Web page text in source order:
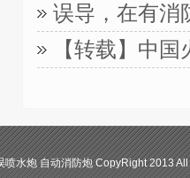
误导，在有消
【转载】中
喷水炮 自动消防炮 CopyRight 2013